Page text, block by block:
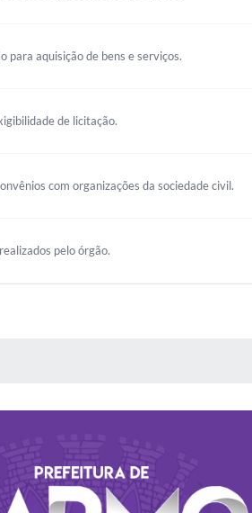
para aquisição de bens e serviços.
de licitação.
com organizações da sociedade civil.
pelo órgão.